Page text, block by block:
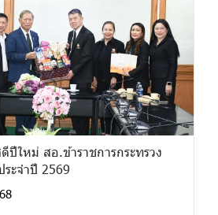
ปีใหม่ สอ.ข้าราชการกระทรวง
ะจำปี 2569